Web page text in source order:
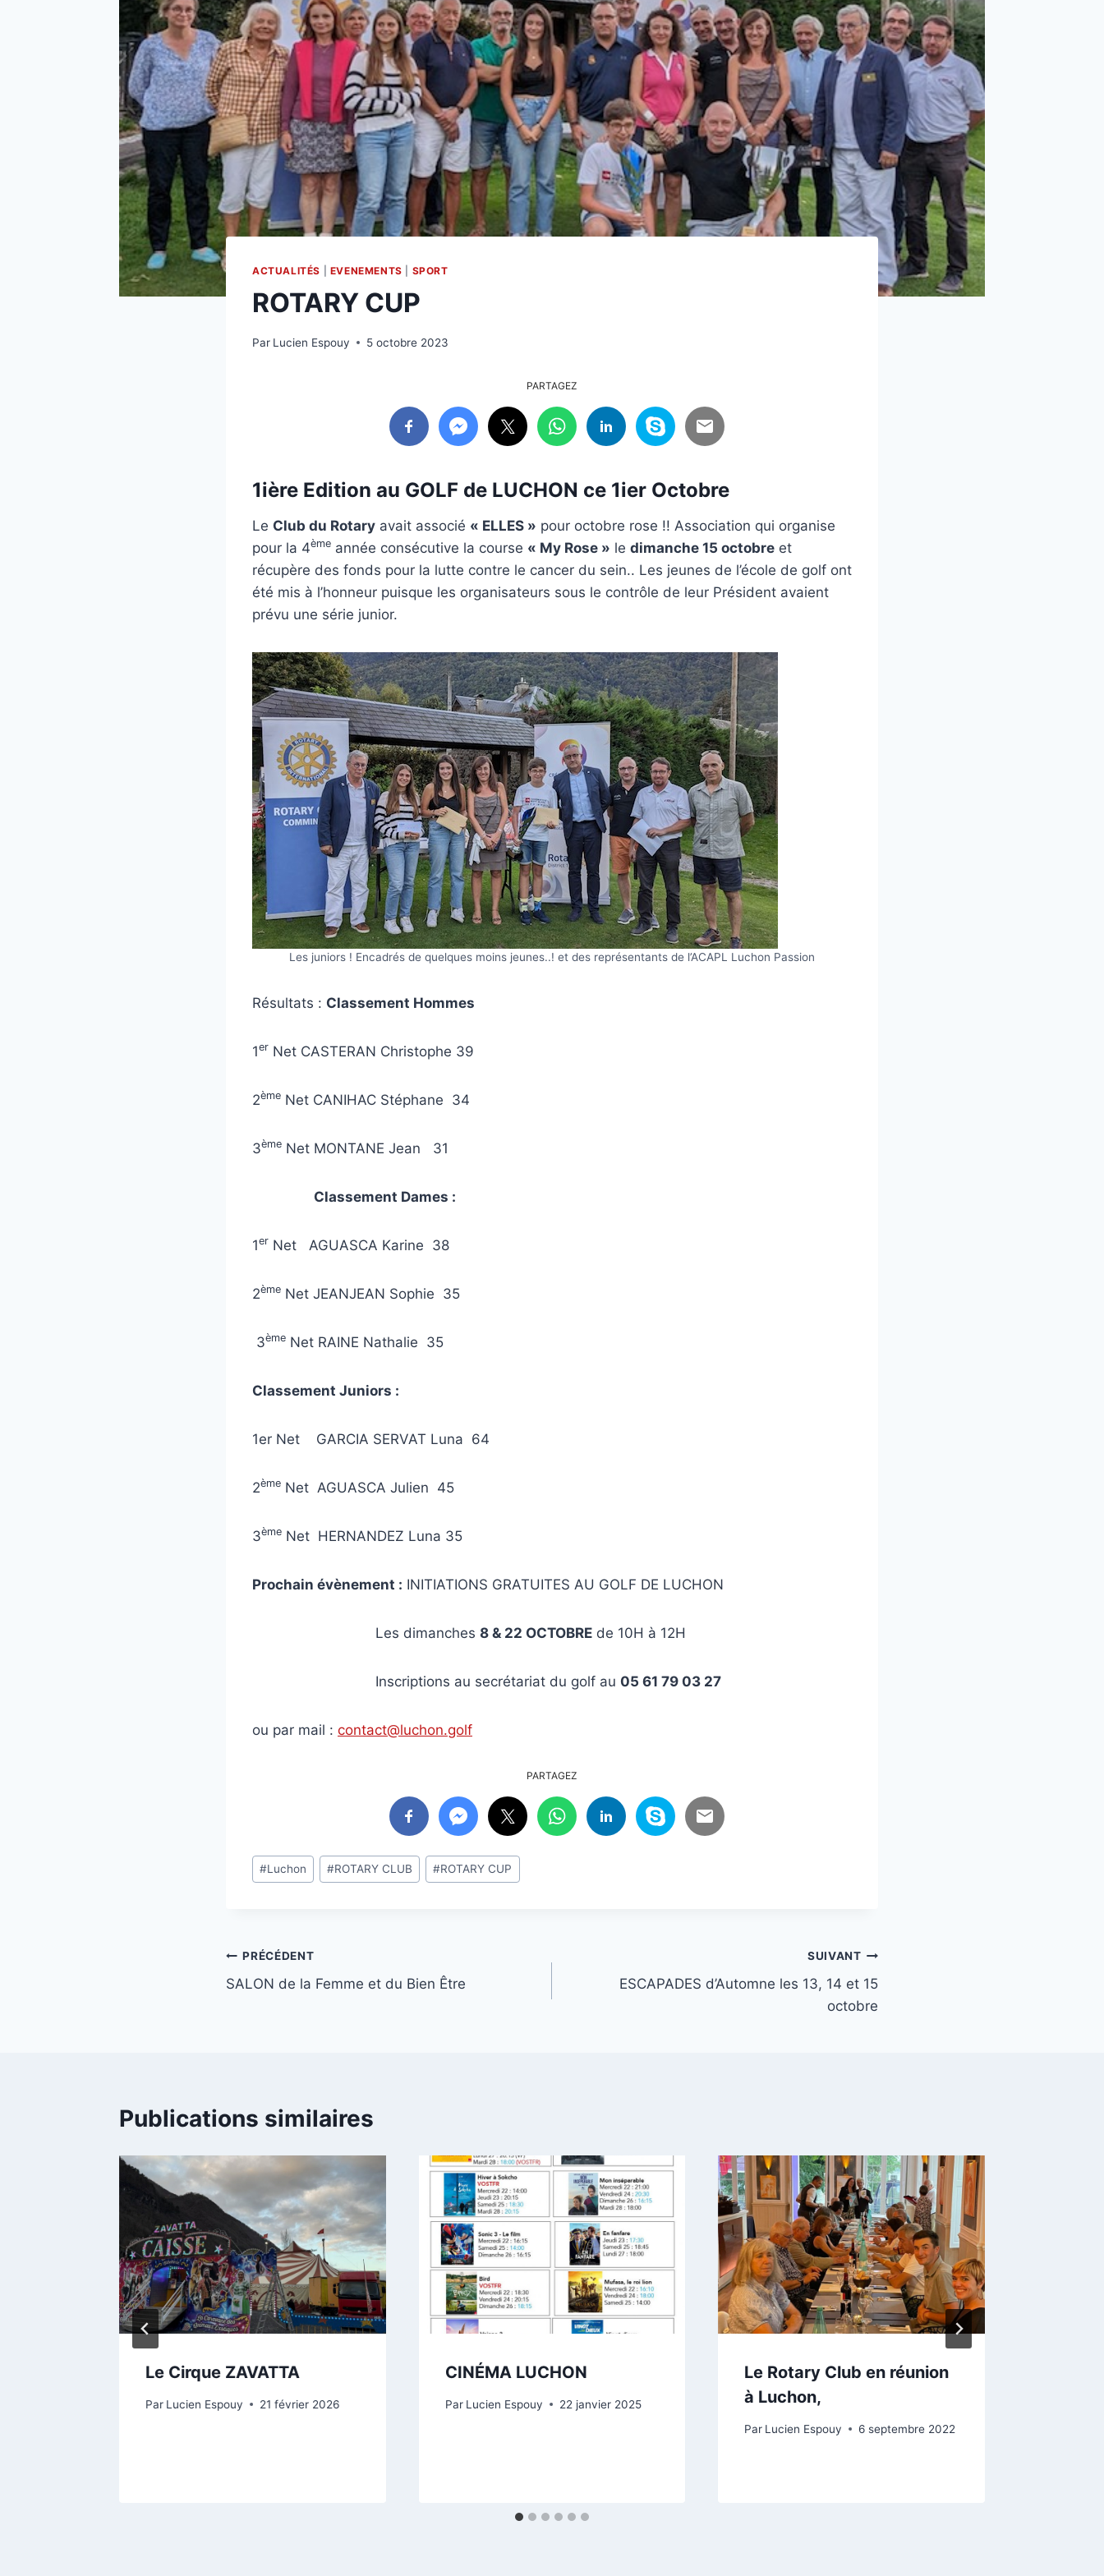
ACTUALITÉS EVENEMENTS SPORT
ROTARY CUP
Par Lucien Espouy 5 octobre 2023
PARTAGEZ
1ière Edition au GOLF de LUCHON ce 1ier Octobre
Le Club du Rotary avait associé « ELLES » pour octobre rose !! Association qui organise
pour la 4ème année consécutive la course « My Rose » le dimanche 15 octobre et
récupère des fonds pour la lutte contre le cancer du sein.. Les jeunes de l’école de golf ont
été mis à l’honneur puisque les organisateurs sous le contrôle de leur Président avaient
prévu une série junior.
Les juniors ! Encadrés de quelques moins jeunes..! et des représentants de l’ACAPL Luchon Passion
Résultats : Classement Hommes
1er Net CASTERAN Christophe 39
2ème Net CANIHAC Stéphane 34
3ème Net MONTANE Jean 31
Classement Dames :
1er Net AGUASCA Karine 38
2ème Net JEANJEAN Sophie 35
3ème Net RAINE Nathalie 35
Classement Juniors :
1er Net GARCIA SERVAT Luna 64
2ème Net AGUASCA Julien 45
3ème Net HERNANDEZ Luna 35
Prochain évènement : INITIATIONS GRATUITES AU GOLF DE LUCHON
Les dimanches 8 & 22 OCTOBRE de 10H à 12H
Inscriptions au secrétariat du golf au 05 61 79 03 27
ou par mail : contact@luchon.golf
PARTAGEZ
Étiquettes
de
#Luchon #ROTARY CLUB #ROTARY CUP
Navigation
de
PRÉCÉDENT
SALON de la Femme et du Bien Être
SUIVANT
ESCAPADES d’Automne les 13, 14 et 15
octobre
Publications similaires
Le Cirque ZAVATTA
Par Lucien Espouy 21 février 2026
CINÉMA LUCHON
Par Lucien Espouy 22 janvier 2025
Le Rotary Club en réunion
à Luchon,
Par Lucien Espouy 6 septembre 2022